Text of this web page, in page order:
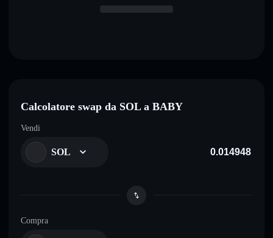
Calcolatore swap da SOL a BABY
Vendi
SOL
Compra